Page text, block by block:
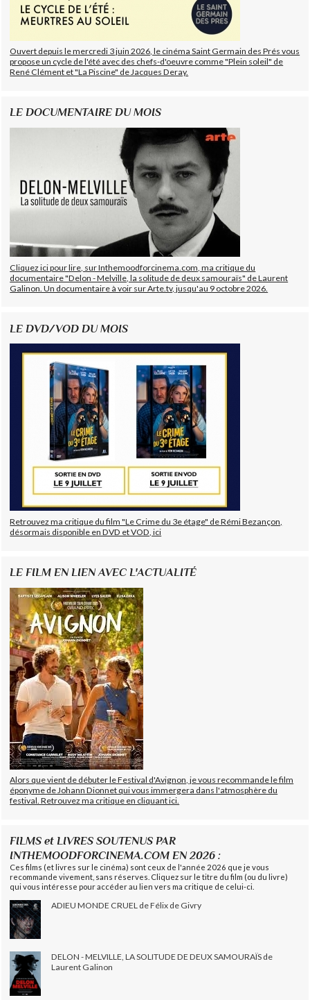
Ouvert depuis le mercredi 3 juin 2026, le cinéma Saint Germain des Prés vous
propose un cycle de l'été avec des chefs-d'oeuvre comme "Plein soleil" de
René Clément et "La Piscine" de Jacques Deray.
LE DOCUMENTAIRE DU MOIS
Cliquez ici pour lire, sur Inthemoodforcinema.com, ma critique du
documentaire "Delon - Melville, la solitude de deux samouraïs" de Laurent
Galinon. Un documentaire à voir sur Arte.tv, jusqu'au 9 octobre 2026.
LE DVD/VOD DU MOIS
Retrouvez ma critique du film "Le Crime du 3e étage" de Rémi Bezançon,
désormais disponible en DVD et VOD, ici
LE FILM EN LIEN AVEC L'ACTUALITÉ
Alors que vient de débuter le Festival d'Avignon, je vous recommande le film
éponyme de Johann Dionnet qui vous immergera dans l'atmosphère du
festival. Retrouvez ma critique en cliquant ici.
FILMS et LIVRES SOUTENUS PAR
INTHEMOODFORCINEMA.COM EN 2026 :
Ces films (et livres sur le cinéma) sont ceux de l'année 2026 que je vous
recommande vivement, sans réserves. Cliquez sur le titre du film (ou du livre)
qui vous intéresse pour accéder au lien vers ma critique de celui-ci.
ADIEU MONDE CRUEL de Félix de Givry
DELON - MELVILLE, LA SOLITUDE DE DEUX SAMOURAÏS de
Laurent Galinon